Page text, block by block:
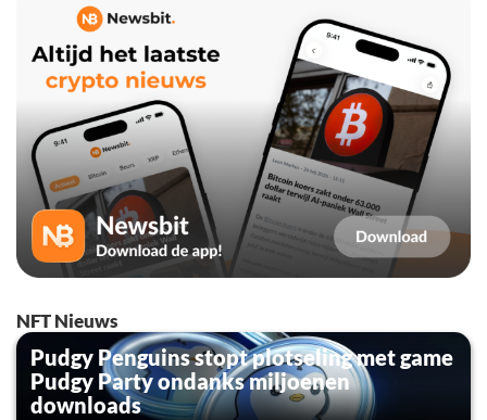
NFT Nieuws
Pudgy Penguins stopt plotseling met game
Pudgy Party ondanks miljoenen
downloads